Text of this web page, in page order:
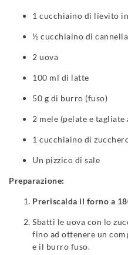
1 cucchiaino di lievito
½ cucchiaino di cannella
2 uova
100 ml di latte
50 g di burro (fuso)
2 mele (pelate e tagliate
1 cucchiaino di
Un pizzico di sale
Preparazione:
Preriscalda il forno a
Sbatti le uova con lo
fino ad ottenere un
e il burro fuso.